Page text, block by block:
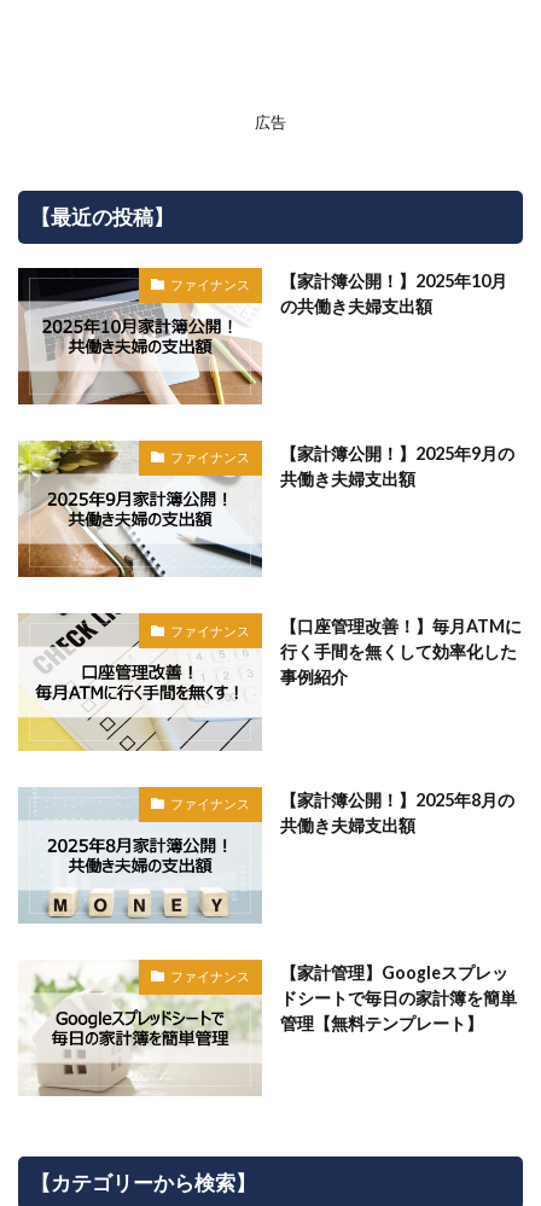
広告
【最近の投稿】
ファイナンス
【家計簿公開！】2025年10月
の共働き夫婦支出額
ファイナンス
【家計簿公開！】2025年9月の
共働き夫婦支出額
ファイナンス
【口座管理改善！】毎月ATMに
行く手間を無くして効率化した
事例紹介
ファイナンス
【家計簿公開！】2025年8月の
共働き夫婦支出額
ファイナンス
【家計管理】Googleスプレッ
ドシートで毎日の家計簿を簡単
管理【無料テンプレート】
【カテゴリーから検索】